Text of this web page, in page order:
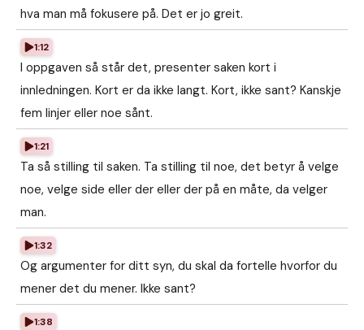
hva man må fokusere på. Det er jo greit.
1:12
I oppgaven så står det, presenter saken kort i
innledningen. Kort er da ikke langt. Kort, ikke sant? Kanskje
fem linjer eller noe sånt.
1:21
Ta så stilling til saken. Ta stilling til noe, det betyr å velge
noe, velge side eller der eller der på en måte, da velger
man.
1:32
Og argumenter for ditt syn, du skal da fortelle hvorfor du
mener det du mener. Ikke sant?
1:38